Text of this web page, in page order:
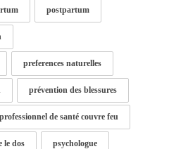
postpartum
preferences naturelles
prévention des blessures
professionnel de santé couvre feu
le dos psychologue